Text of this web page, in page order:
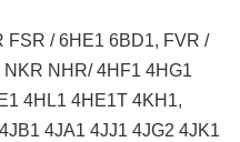
FSR / 6HE1 6BD1, FVR /
NHR/ 4HF1 4HG1
4HL1 4HE1T 4KH1,
4JA1 4JJ1 4JG2 4JK1